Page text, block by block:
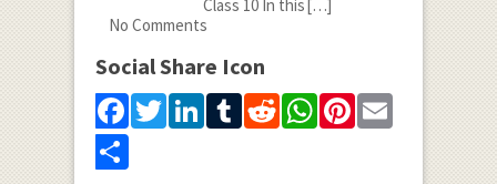
Class 10 In this[…]
No Comments
Social Share Icon
Facebook
Twitter
LinkedIn
Tumblr
Reddit
WhatsApp
Pinterest
Email
Share